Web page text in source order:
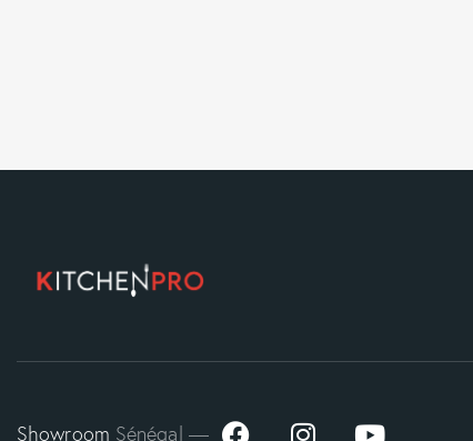
Showroom Sénégal —